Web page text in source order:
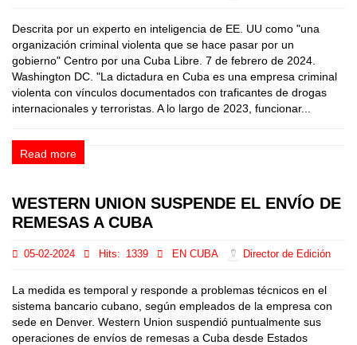
Descrita por un experto en inteligencia de EE. UU como "una
organización criminal violenta que se hace pasar por un
gobierno" Centro por una Cuba Libre. 7 de febrero de 2024.
Washington DC. "La dictadura en Cuba es una empresa criminal
violenta con vínculos documentados con traficantes de drogas
internacionales y terroristas. A lo largo de 2023, funcionar...
Read more
WESTERN UNION SUSPENDE EL ENVÍO DE
REMESAS A CUBA
05-02-2024 Hits: 1339 EN CUBA Director de Edición
La medida es temporal y responde a problemas técnicos en el
sistema bancario cubano, según empleados de la empresa con
sede en Denver. Western Union suspendió puntualmente sus
operaciones de envíos de remesas a Cuba desde Estados